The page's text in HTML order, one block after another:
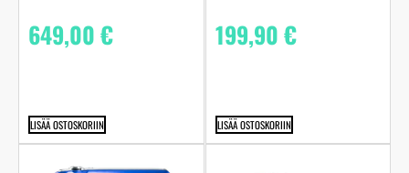
649,00€
LISÄÄ OSTOSKORIIN
199,90€
LISÄÄ OSTOSKORIIN